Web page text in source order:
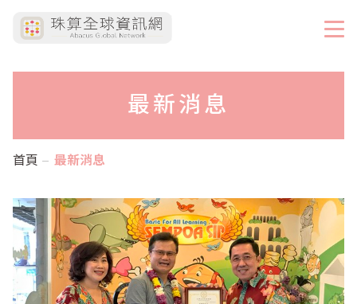
最新消息
首頁 最新消息